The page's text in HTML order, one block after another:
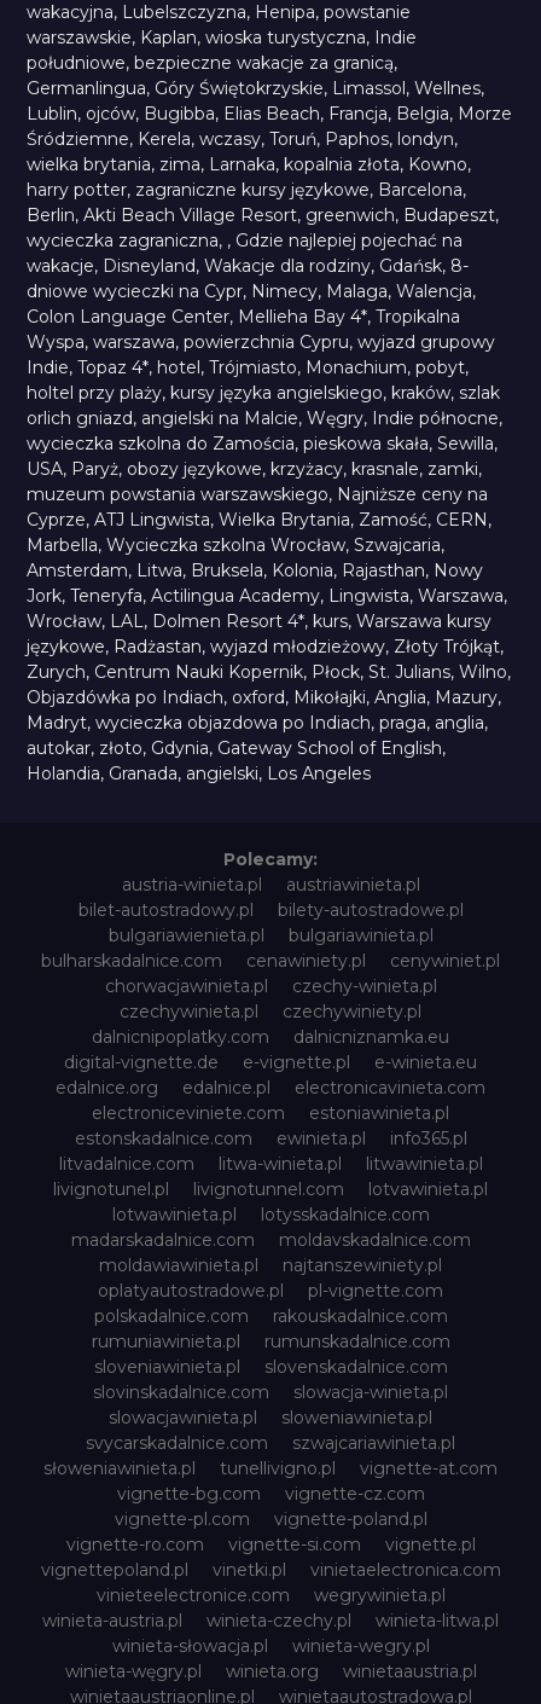
wakacyjna, Lubelszczyzna, Henipa,powstanie
warszawskie, Kaplan,wioska turystyczna, Indie
południowe,bezpieczne wakacje za granicą,
Germanlingua, Góry Świętokrzyskie, Limassol,Wellnes,
Lublin, ojców, Bugibba, Elias Beach, Francja, Belgia, Morze
Śródziemne, Kerela,wczasy,Toruń, Paphos, londyn,
wielka brytania, zima, Larnaka, kopalnia złota, Kowno,
harry potter, zagraniczne kursy językowe, Barcelona,
Berlin,Akti Beach Village Resort, greenwich, Budapeszt,
wycieczka zagraniczna, , Gdzie najlepiej pojechać na
wakacje, Disneyland,Wakacje dla rodziny, Gdańsk, 8-
dniowe wycieczki na Cypr, Nimecy, Malaga,Walencja,
Colon Language Center, Mellieha Bay 4*,Tropikalna
Wyspa,warszawa,powierzchnia Cypru,wyjazd grupowy
Indie,Topaz 4*, hotel,Trójmiasto, Monachium,pobyt,
holtel przy plaży, kursy języka angielskiego, kraków, szlak
orlich gniazd, angielski na Malcie,Węgry, Indie północne,
wycieczka szkolna do Zamościa,pieskowa skała,Sewilla,
USA, Paryż, obozy językowe, krzyżacy, krasnale, zamki,
muzeum powstania warszawskiego, Najniższe ceny na
Cyprze,ATJ Lingwista,Wielka Brytania, Zamość, CERN,
Marbella,Wycieczka szkolna Wrocław,Szwajcaria,
Amsterdam, Litwa, Bruksela, Kolonia, Rajasthan, Nowy
Jork,Teneryfa,Actilingua Academy, Lingwista,Warszawa,
Wrocław, LAL, Dolmen Resort 4*, kurs,Warszawa kursy
językowe, Radżastan,wyjazd młodzieżowy, Złoty Trójkąt,
Zurych, Centrum Nauki Kopernik, Płock,St. Julians,Wilno,
Objazdówka po Indiach, oxford, Mikołajki,Anglia, Mazury,
Madryt,wycieczka objazdowa po Indiach,praga, anglia,
autokar, złoto, Gdynia, Gateway School of English,
Holandia, Granada, angielski, Los Angeles
Polecamy:
austria-winieta.pl
austriawinieta.pl
bilet-autostradowy.pl
bilety-autostradowe.pl
bulgariawienieta.pl
bulgariawinieta.pl
bulharskadalnice.com
cenawiniety.pl
cenywiniet.pl
chorwacjawinieta.pl
czechy-winieta.pl
czechywinieta.pl
czechywiniety.pl
dalnicnipoplatky.com
dalnicniznamka.eu
digital-vignette.de
e-vignette.pl
e-winieta.eu
edalnice.org
edalnice.pl
electronicavinieta.com
electroniceviniete.com
estoniawinieta.pl
estonskadalnice.com
ewinieta.pl
info365.pl
litvadalnice.com
litwa-winieta.pl
litwawinieta.pl
livignotunel.pl
livignotunnel.com
lotvawinieta.pl
lotwawinieta.pl
lotysskadalnice.com
madarskadalnice.com
moldavskadalnice.com
moldawiawinieta.pl
najtanszewiniety.pl
oplatyautostradowe.pl
pl-vignette.com
polskadalnice.com
rakouskadalnice.com
rumuniawinieta.pl
rumunskadalnice.com
sloveniawinieta.pl
slovenskadalnice.com
slovinskadalnice.com
slowacja-winieta.pl
slowacjawinieta.pl
sloweniawinieta.pl
svycarskadalnice.com
szwajcariawinieta.pl
słoweniawinieta.pl
tunellivigno.pl
vignette-at.com
vignette-bg.com
vignette-cz.com
vignette-pl.com
vignette-poland.pl
vignette-ro.com
vignette-si.com
vignette.pl
vignettepoland.pl
vinetki.pl
vinietaelectronica.com
vinieteelectronice.com
wegrywinieta.pl
winieta-austria.pl
winieta-czechy.pl
winieta-litwa.pl
winieta-słowacja.pl
winieta-wegry.pl
winieta-węgry.pl
winieta.org
winietaaustria.pl
winietaaustriaonline.pl
winietaautostradowa.pl